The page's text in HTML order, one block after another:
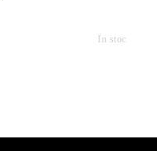
În stoc